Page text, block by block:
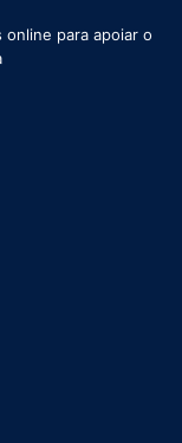
online para apoiar o